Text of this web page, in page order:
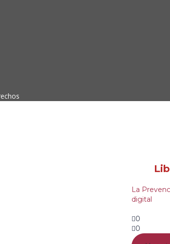
La
digital
0
0